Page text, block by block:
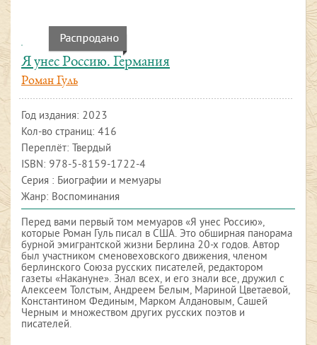
Я унес Россию. Германия
Роман Гуль
Год издания: 2023
Кол-во страниц: 416
Переплёт: Твердый
ISBN: 978-5-8159-1722-4
Серия : Биографии и мемуары
Жанр: Воспоминания
Перед вами первый том мемуаров «Я унес Россию»,
которые Роман Гуль писал в США. Это обширная панорама
бурной эмигрантской жизни Берлина 20-х годов. Автор
был участником сменовеховского движения, членом
берлинского Союза русских писателей, редактором
газеты «Накануне». Знал всех, и его знали все, дружил с
Алексеем Толстым, Андреем Белым, Мариной Цветаевой,
Константином Фединым, Марком Алдановым, Сашей
Черным и множеством других русских поэтов и
писателей.